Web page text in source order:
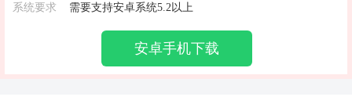
系统要求
需要支持安卓系统5.2以上
安卓手机下载